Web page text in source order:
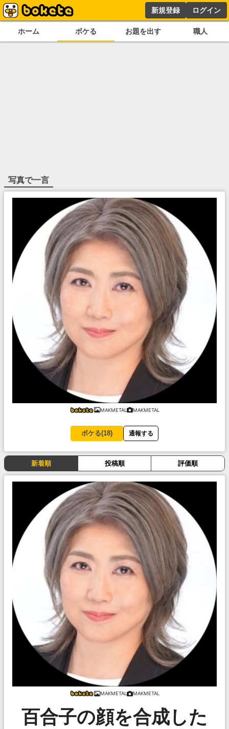
新規登録 ログイン
ホーム ボケる お題を出す 職人
写真で一言
MAKMETAL MAKMETAL
ボケる(18) 通報する
新着順 投稿順 評価順
MAKMETAL MAKMETAL
百合子の顔を合成した